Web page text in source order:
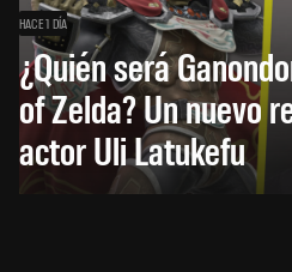
HACE 1 DÍA
¿Quién será
of Zelda? Un nuevo
actor Uli Latukefu